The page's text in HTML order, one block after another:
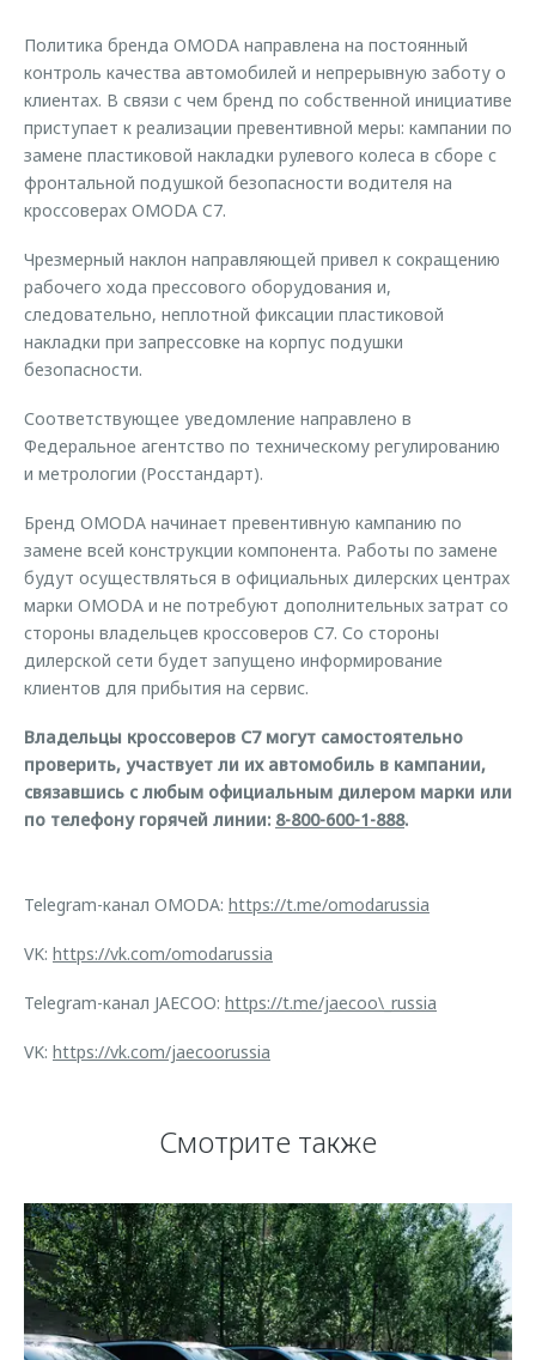
Кредитный калькулятор
Аксессуары
Одежда и сувениры
Оригинальные аксессуары
Запчасти
Трейд-ин
Калькулятор трейд-ин
O&J Автоклуб
Клуб владельцев OMODA
Приложение O&J
Аксессуары
Оригинальные аксессуары
Запчасти
Обратная связь
Политика бренда OMODA направлена на постоянный
контроль качества автомобилей и непрерывную заботу о
клиентах. В связи с чем бренд по собственной инициативе
приступает к реализации превентивной меры: кампании по
замене пластиковой накладки рулевого колеса в сборе с
фронтальной подушкой безопасности водителя на
кроссоверах OMODA C7.
Чрезмерный наклон направляющей привел к сокращению
рабочего хода прессового оборудования и,
следовательно, неплотной фиксации пластиковой
накладки при запрессовке на корпус подушки
безопасности.
Соответствующее уведомление направлено в
Федеральное агентство по техническому регулированию
и метрологии (Росстандарт).
Бренд OMODA начинает превентивную кампанию по
замене всей конструкции компонента. Работы по замене
будут осуществляться в официальных дилерских центрах
марки OMODA и не потребуют дополнительных затрат со
стороны владельцев кроссоверов С7. Со стороны
дилерской сети будет запущено информирование
клиентов для прибытия на сервис.
Владельцы кроссоверов С7 могут самостоятельно
проверить, участвует ли их автомобиль в кампании,
связавшись с любым официальным дилером марки или
по телефону горячей линии: 8-800-600-1-888.
Telegram-канал OMODA: https://t.me/omodarussia
VK: https://vk.com/omodarussia
Telegram-канал JAECOO: https://t.me/jaecoo\_russia
VK: https://vk.com/jaecoorussia
Смотрите также